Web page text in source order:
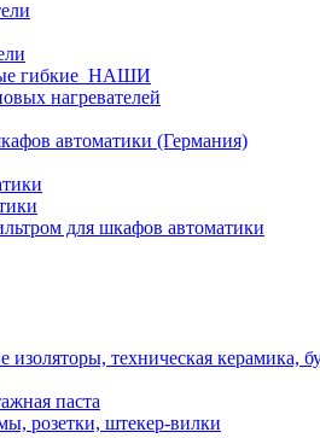
гибкие_НАШИ
нагревателей
автоматики (Германия)
для шкафов автоматики
изоляторы, техническая керамика,
паста
розетки, штекер-вилки